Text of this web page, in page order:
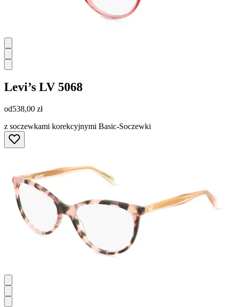
Levi’s LV 5068
od538,00 zł
z soczewkami korekcyjnymi Basic-Soczewki